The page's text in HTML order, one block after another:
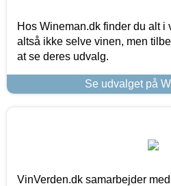
Hos Wineman.dk finder du alt
altså ikke selve vinen, men
at se deres udvalg.
Se udvalget på
VinVerden.dk samarbejder